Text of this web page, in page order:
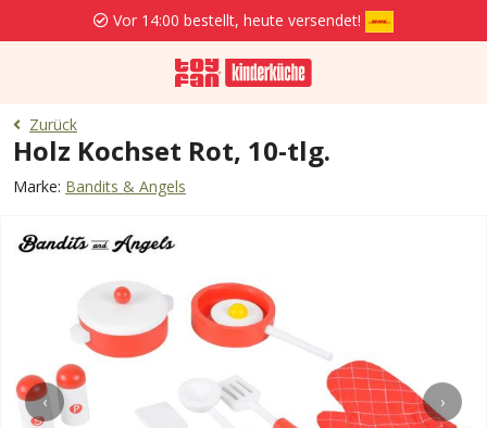
Vor 14:00 bestellt, heute versendet!
Zurück
Holz Kochset Rot, 10-tlg.
Marke: Bandits & Angels
‹ ›